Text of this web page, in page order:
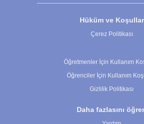
Hüküm ve Koşullar
Çerez Politikası
Öğretmenler İçin Kullanım
Öğrenciler İçin Kullanım
Gizlilik Politikası
Daha fazlasını